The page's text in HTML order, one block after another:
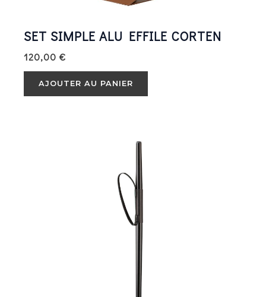
SET SIMPLE ALU EFFILE CORTEN
120,00 €
AJOUTER AU PANIER